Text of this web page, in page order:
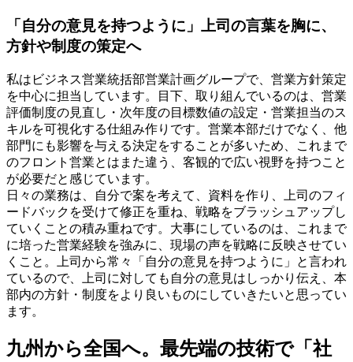
「自分の意見を持つように」上司の言葉を胸に、
方針や制度の策定へ
私はビジネス営業統括部営業計画グループで、営業方針策定
を中心に担当しています。目下、取り組んでいるのは、営業
評価制度の見直し・次年度の目標数値の設定・営業担当のス
キルを可視化する仕組み作りです。営業本部だけでなく、他
部門にも影響を与える決定をすることが多いため、これまで
のフロント営業とはまた違う、客観的で広い視野を持つこと
が必要だと感じています。
日々の業務は、自分で案を考えて、資料を作り、上司のフィ
ードバックを受けて修正を重ね、戦略をブラッシュアップし
ていくことの積み重ねです。大事にしているのは、これまで
に培った営業経験を強みに、現場の声を戦略に反映させてい
くこと。上司から常々「自分の意見を持つように」と言われ
ているので、上司に対しても自分の意見はしっかり伝え、本
部内の方針・制度をより良いものにしていきたいと思ってい
ます。
九州から全国へ。最先端の技術で「社